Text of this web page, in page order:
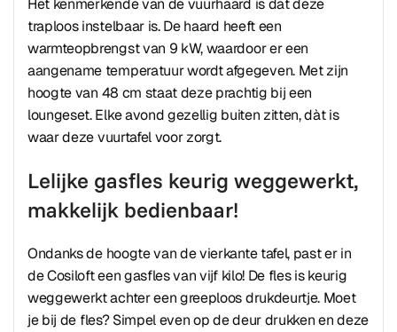
Het kenmerkende van de vuurhaard is dat deze
traploos instelbaar is. De haard heeft een
warmteopbrengst van 9 kW, waardoor er een
aangename temperatuur wordt afgegeven. Met zijn
hoogte van 48 cm staat deze prachtig bij een
loungeset. Elke avond gezellig buiten zitten, dàt is
waar deze vuurtafel voor zorgt.
Lelijke gasfles keurig weggewerkt,
makkelijk bedienbaar!
Ondanks de hoogte van de vierkante tafel, past er in
de Cosiloft een gasfles van vijf kilo! De fles is keurig
weggewerkt achter een greeploos drukdeurtje. Moet
je bij de fles? Simpel even op de deur drukken en deze